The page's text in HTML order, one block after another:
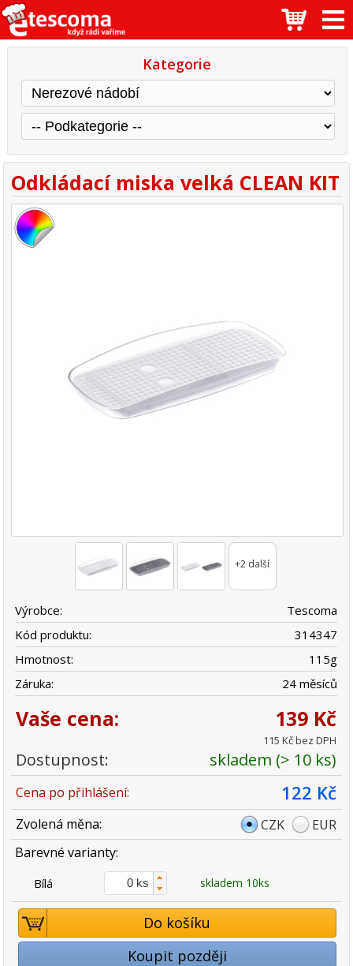
Kategorie
Odkládací miska velká CLEAN KIT
+2 další
Výrobce:
Tescoma
Kód produktu:
314347
Hmotnost:
115g
Záruka:
24 měsíců
Vaše cena: 139 Kč
115 Kč bez DPH
Dostupnost: skladem (> 10 ks)
Cena po přihlášení: 122 Kč
Zvolená měna: CZK
EUR
Barevné varianty:
Bílá skladem 10ks
Do košíku
Koupit později